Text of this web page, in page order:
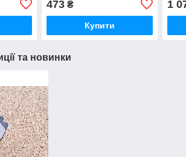
473₴
Купити
1
та новинки